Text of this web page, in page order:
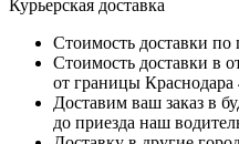
Курьерская доставка
Стоимость доставки по
Стоимость доставки в
от границы Краснодара
Доставим ваш заказ в
до приезда наш